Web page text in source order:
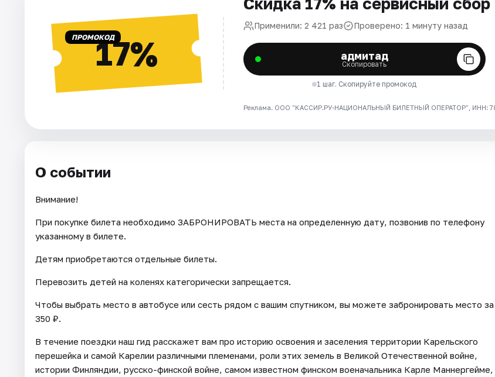
ПРОМОКОД17%
Применили: 2 421 раз Проверено: 1 минуту назад
адмитад
Скопировать
1 шаг. Скопируйте промокод
Реклама. ООО "КАССИР.РУ-НАЦИОНАЛЬНЫЙ БИЛЕТНЫЙ ОПЕРАТОР", ИНН:
О событии
Внимание!
При покупке билета необходимо ЗАБРОНИРОВАТЬ места на определенную дату, позвонив по телефону
указанному в билете.
Детям приобретаются отдельные билеты.
Перевозить детей на коленях категорически запрещается.
Чтобы выбрать место в автобусе или сесть рядом с вашим спутником, вы можете забронировать место за
350 ₽.
В течение поездки наш гид расскажет вам про историю освоения и заселения территории Карельского
перешейка и самой Карелии различными племенами, роли этих земель в Великой Отечественной войне,
истории Финляндии, русско-финской войне, самом известном финском военачальника Карле Маннергейме,